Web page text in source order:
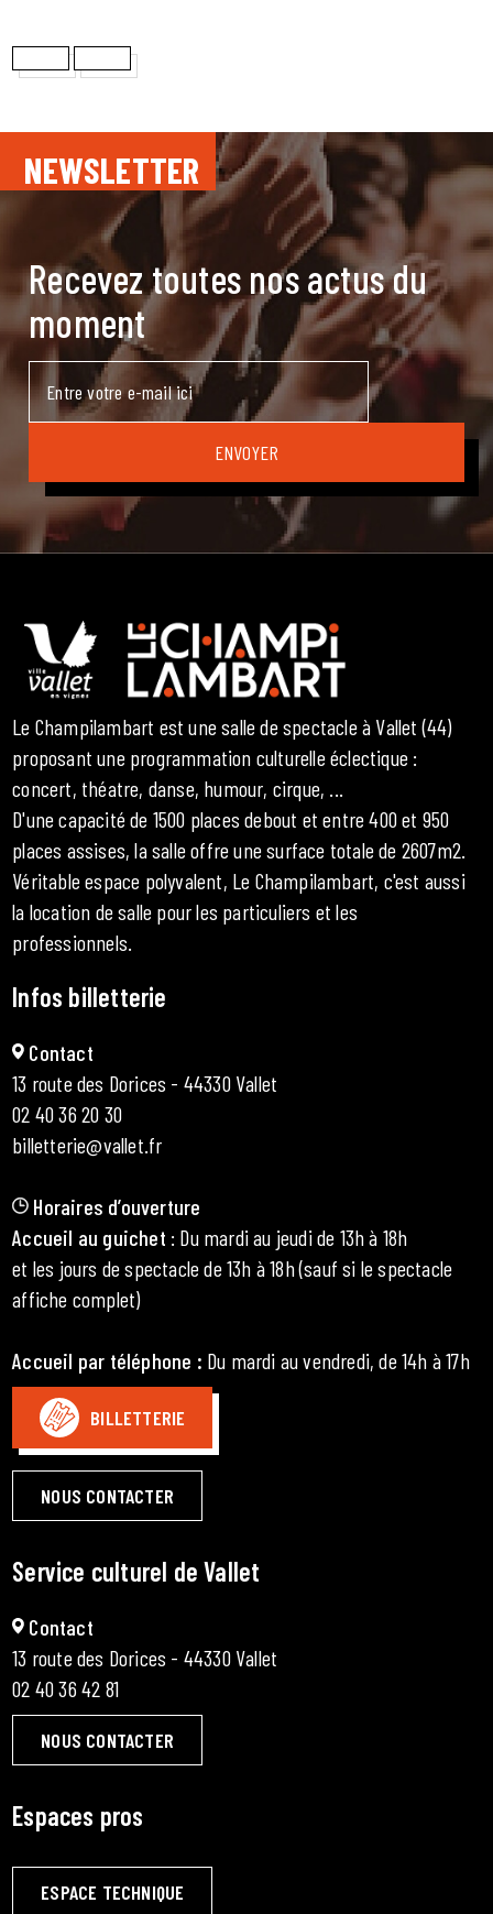
NEWSLETTER
Recevez toutes nos actus du
moment
Le Champilambart est une salle de spectacle à Vallet (44)
proposant une programmation culturelle éclectique :
concert, théatre, danse, humour, cirque, ...
D'une capacité de 1500 places debout et entre 400 et 950
places assises, la salle offre une surface totale de 2607m2.
Véritable espace polyvalent, Le Champilambart, c'est aussi
la location de salle pour les particuliers et les
professionnels.
Infos billetterie
Contact
13 route des Dorices - 44330 Vallet
02 40 36 20 30
billetterie@vallet.fr
Horaires d’ouverture
Accueil au guichet : Du mardi au jeudi de 13h à 18h
et les jours de spectacle de 13h à 18h (sauf si le spectacle
affiche complet)
Accueil par téléphone : Du mardi au vendredi, de 14h à 17h
BILLETTERIE
NOUS CONTACTER
Service culturel de Vallet
Contact
13 route des Dorices - 44330 Vallet
02 40 36 42 81
NOUS CONTACTER
Espaces pros
ESPACE TECHNIQUE